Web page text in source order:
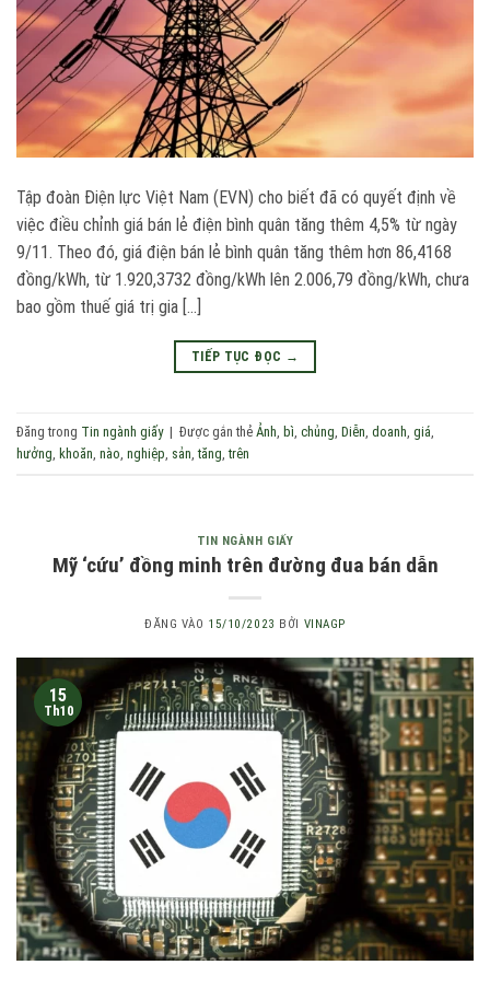
Tập đoàn Điện lực Việt Nam (EVN) cho biết đã có quyết định về
việc điều chỉnh giá bán lẻ điện bình quân tăng thêm 4,5% từ ngày
9/11. Theo đó, giá điện bán lẻ bình quân tăng thêm hơn 86,4168
đồng/kWh, từ 1.920,3732 đồng/kWh lên 2.006,79 đồng/kWh, chưa
bao gồm thuế giá trị gia […]
TIẾP TỤC ĐỌC →
Đăng trong Tin ngành giấy | Được gắn thẻ Ảnh bì chủng Diễn doanh giá
hưởng khoăn nào nghiệp sản ,tăng ,trên
TIN NGÀNH GIẤY
Mỹ ‘cứu’ đồng minh trên đường đua bán dẫn
ĐĂNG VÀO 15/10/2023 BỞI VINAGP
15
Th10